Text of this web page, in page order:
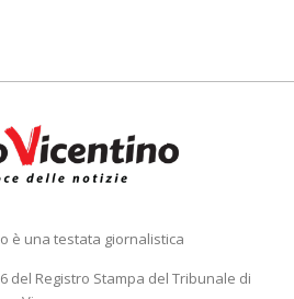
è una testata giornalistica
del Registro Stampa del Tribunale di